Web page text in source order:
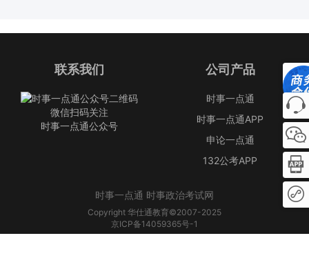
联系我们
微信扫码关注
时事一点通公众号
公司产品
时事一点通
时事一点通APP
申论一点通
132公考APP
时事一点通 时事政治考试网
Copyright 华仕通教育©2007-2025
京ICP备14059365号-1